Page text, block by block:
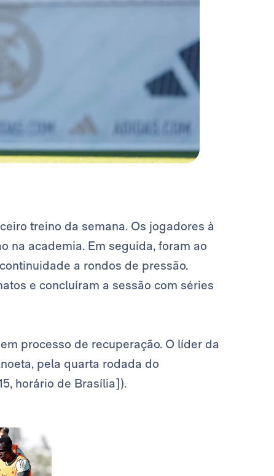
treino da semana. Os jogadores à
na academia. Em seguida, foram ao
a rondos de pressão.
e concluíram a sessão com séries
processo de recuperação. O líder da
pela quarta rodada do
horário de Brasília]).